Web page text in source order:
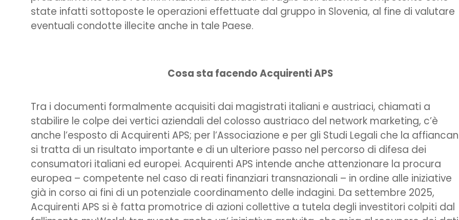
state infatti sottoposte le operazioni effettuate dal gruppo in Slovenia, al fine di valutare
eventuali condotte illecite anche in tale Paese.
Cosa sta facendo Acquirenti APS
Tra i documenti formalmente acquisiti dai magistrati italiani e austriaci, chiamati a
stabilire le colpe dei vertici aziendali del colosso austriaco del network marketing, c’è
anche l’esposto di Acquirenti APS; per l’Associazione e per gli Studi Legali che la
si tratta di un risultato importante e di un ulteriore passo nel percorso di difesa dei
consumatori italiani ed europei. Acquirenti APS intende anche attenzionare la procura
europea – competente nel caso di reati finanziari transnazionali – in ordine alle iniziative
già in corso ai fini di un potenziale coordinamento delle indagini. Da settembre 2025,
Acquirenti APS si è fatta promotrice di azioni collettive a tutela degli investitori colpiti dal